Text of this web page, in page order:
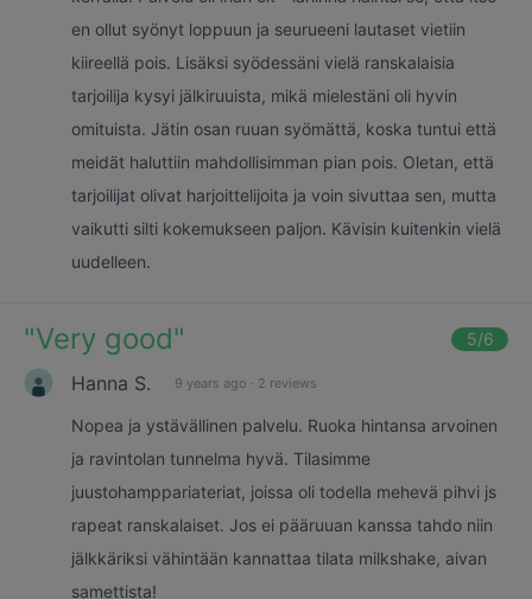
en ollut syönyt loppuun ja seurueeni lautaset vietiin
kiireellä pois. Lisäksi syödessäni vielä ranskalaisia
tarjoilija kysyi jälkiruuista, mikä mielestäni oli hyvin
omituista. Jätin osan ruuan syömättä, koska tuntui että
meidät haluttiin mahdollisimman pian pois. Oletan, että
tarjoilijat olivat harjoittelijoita ja voin sivuttaa sen, mutta
vaikutti silti kokemukseen paljon. Kävisin kuitenkin vielä
uudelleen.
"Very good" 5/6
Hanna S. 9 years ago · 2 reviews
Nopea ja ystävällinen palvelu. Ruoka hintansa arvoinen
ja ravintolan tunnelma hyvä. Tilasimme
juustohamppariateriat, joissa oli todella mehevä pihvi js
rapeat ranskalaiset. Jos ei pääruuan kanssa tahdo niin
jälkkäriksi vähintään kannattaa tilata milkshake, aivan
samettista!